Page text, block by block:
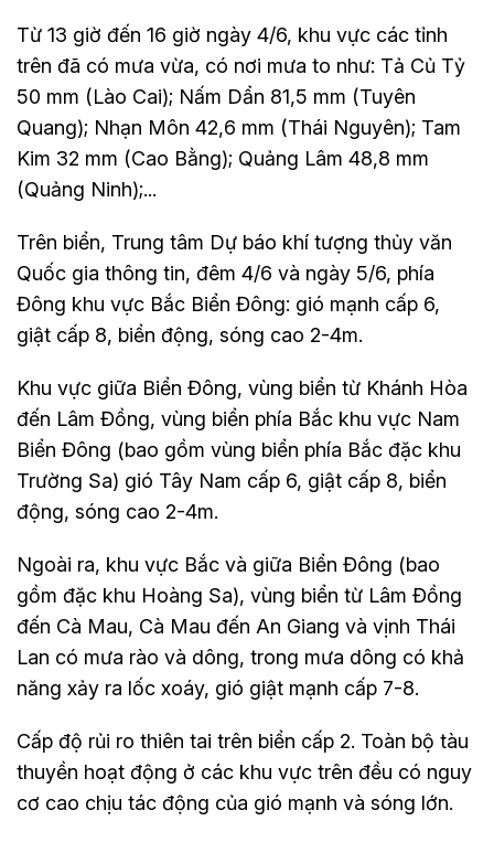
Từ 13 giờ đến 16 giờ ngày 4/6, khu vực các tỉnh
trên đã có mưa vừa, có nơi mưa to như: Tả Củ Tỷ
50 mm (Lào Cai); Nấm Dẩn 81,5 mm (Tuyên
Quang); Nhạn Môn 42,6 mm (Thái Nguyên); Tam
Kim 32 mm (Cao Bằng); Quảng Lâm 48,8 mm
(Quảng Ninh);...
Trên biển, Trung tâm Dự báo khí tượng thủy văn
Quốc gia thông tin, đêm 4/6 và ngày 5/6, phía
Đông khu vực Bắc Biển Đông: gió mạnh cấp 6,
giật cấp 8, biển động, sóng cao 2-4m.
Khu vực giữa Biển Đông, vùng biển từ Khánh Hòa
đến Lâm Đồng, vùng biển phía Bắc khu vực Nam
Biển Đông (bao gồm vùng biển phía Bắc đặc khu
Trường Sa) gió Tây Nam cấp 6, giật cấp 8, biển
động, sóng cao 2-4m.
Ngoài ra, khu vực Bắc và giữa Biển Đông (bao
gồm đặc khu Hoàng Sa), vùng biển từ Lâm Đồng
đến Cà Mau, Cà Mau đến An Giang và vịnh Thái
Lan có mưa rào và dông, trong mưa dông có khả
năng xảy ra lốc xoáy, gió giật mạnh cấp 7-8.
Cấp độ rủi ro thiên tai trên biển cấp 2. Toàn bộ tàu
thuyền hoạt động ở các khu vực trên đều có nguy
cơ cao chịu tác động của gió mạnh và sóng lớn.